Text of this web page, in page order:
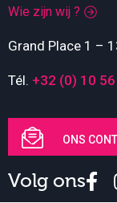
Wie zijn wij ?
Grand Place 1 –
Tél. +32 (0) 10
ONS
Volg ons